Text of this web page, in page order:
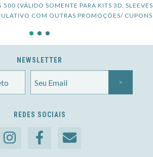
500 (VÁLIDO SOMENTE PARA KITS 3D, SLEEVES
COM OUTRAS PROMOÇÕES/ CUPONS
NEWSLETTER
REDES SOCIAIS